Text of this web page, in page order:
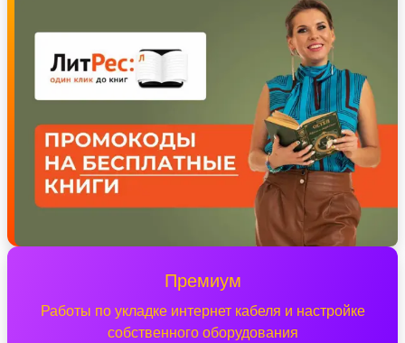
Премиум
Работы по укладке интернет кабеля и настройке
собственного оборудования